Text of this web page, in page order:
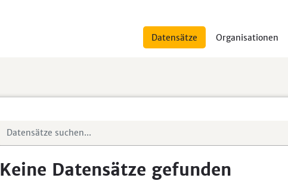
Datensätze Organisationen
Keine Datensätze gefunden